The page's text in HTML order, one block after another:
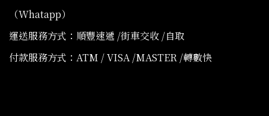
（Whatapp）
運送服務方式：順豐速遞 /街車交收 /自取
付款服務方式：ATM / VISA /MASTER /轉數快